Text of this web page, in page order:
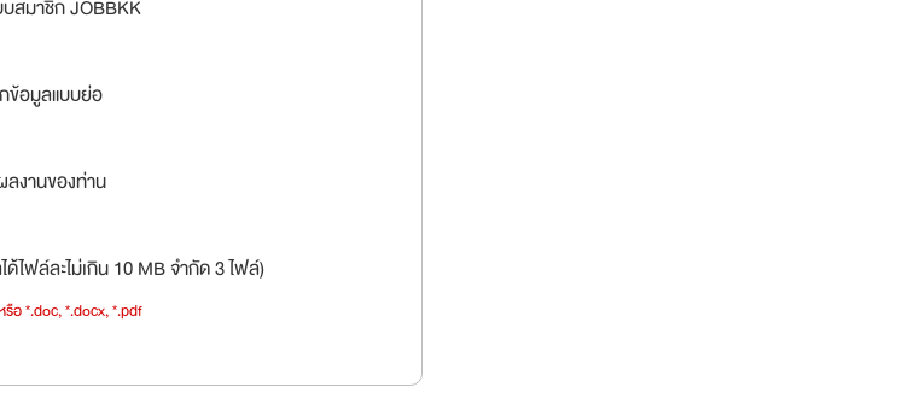
บสมาชิก JOBBKK
ข้อมูลแบบย่อ
ลงานของท่าน
ไฟล์ละไม่เกิน 10 MB จำกัด 3 ไฟล์)
รือ *.doc, *.docx, *.pdf